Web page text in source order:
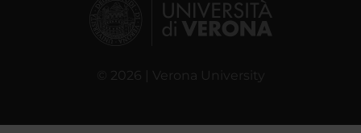
© 2026 | Verona University